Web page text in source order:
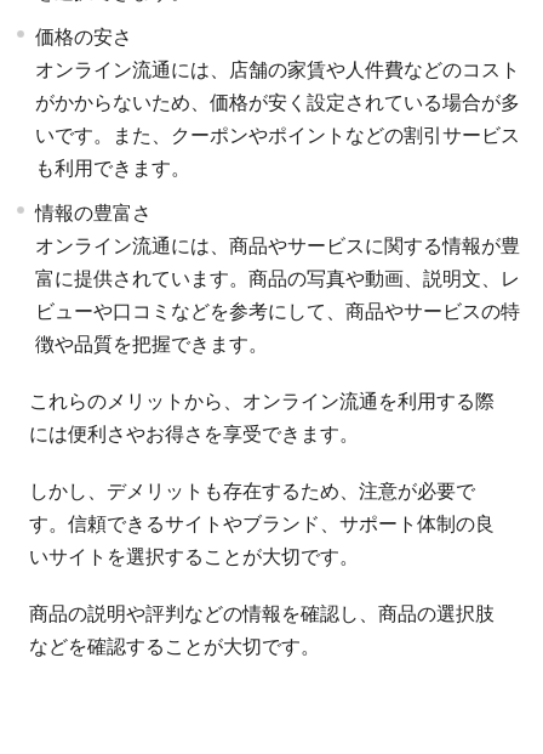
価格の安さ
オンライン流通には、店舗の家賃や人件費などのコスト
がかからないため、価格が安く設定されている場合が多
いです。また、クーポンやポイントなどの割引サービス
も利用できます。
情報の豊富さ
オンライン流通には、商品やサービスに関する情報が豊
富に提供されています。商品の写真や動画、説明文、レ
ビューや口コミなどを参考にして、商品やサービスの特
徴や品質を把握できます。
これらのメリットから、オンライン流通を利用する際
には便利さやお得さを享受できます。
しかし、デメリットも存在するため、注意が必要で
す。信頼できるサイトやブランド、サポート体制の良
いサイトを選択することが大切です。
商品の説明や評判などの情報を確認し、商品の選択肢
などを確認することが大切です。